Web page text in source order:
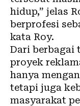
hidup,” jelas
berprofesi
kata Roy.
Dari berbagai
proyek
hanya
tetapi juga
masyarakat